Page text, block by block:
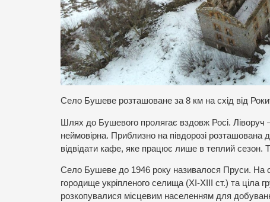
Село Бушеве розташоване за 8 км на схід від
Шлях до Бушевого пролягає вздовж Росі. Ліворуч
неймовірна. Приблизно на півдорозі
відвідати кафе, яке працює лише в теплий сезон.
Село Бушеве до 1946 року називалося Пруси. На
городище укріпленого селища (ХІ-ХІІІ ст.) та ціла
розкопувалися місцевим населенням для